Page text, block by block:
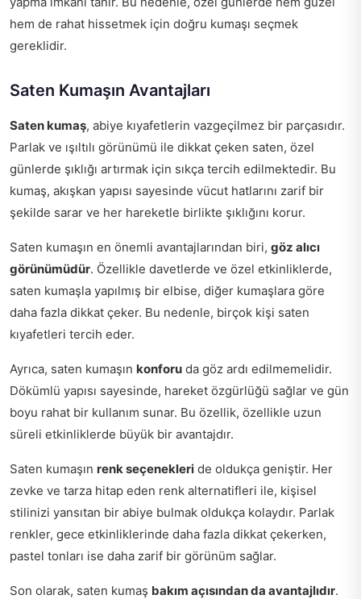
hem de rahat hissetmek için doğru kumaşı seçmek
gereklidir.
Saten Kumaşın Avantajları
Saten kumaş, abiye kıyafetlerin vazgeçilmez bir parçasıdır.
Parlak ve ışıltılı görünümü ile dikkat çeken saten, özel
günlerde şıklığı artırmak için sıkça tercih edilmektedir. Bu
kumaş, akışkan yapısı sayesinde vücut hatlarını zarif bir
şekilde sarar ve her hareketle birlikte şıklığını korur.
Saten kumaşın en önemli avantajlarından biri, göz alıcı
görünümüdür. Özellikle davetlerde ve özel etkinliklerde,
saten kumaşla yapılmış bir elbise, diğer kumaşlara göre
daha fazla dikkat çeker. Bu nedenle, birçok kişi saten
kıyafetleri tercih eder.
Ayrıca, saten kumaşın konforu da göz ardı edilmemelidir.
Dökümlü yapısı sayesinde, hareket özgürlüğü sağlar ve gün
boyu rahat bir kullanım sunar. Bu özellik, özellikle uzun
süreli etkinliklerde büyük bir avantajdır.
Saten kumaşın renk seçenekleri de oldukça geniştir. Her
zevke ve tarza hitap eden renk alternatifleri ile, kişisel
stilinizi yansıtan bir abiye bulmak oldukça kolaydır. Parlak
renkler, gece etkinliklerinde daha fazla dikkat çekerken,
pastel tonları ise daha zarif bir görünüm sağlar.
Son olarak, saten kumaş bakım açısından da avantajlıdır.